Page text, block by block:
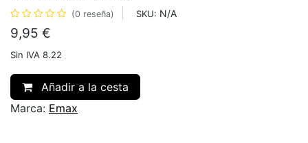
(0 reseña) SKU: N/A
9,95 €
Sin IVA 8.22
Añadir a la cesta
Marca: Emax